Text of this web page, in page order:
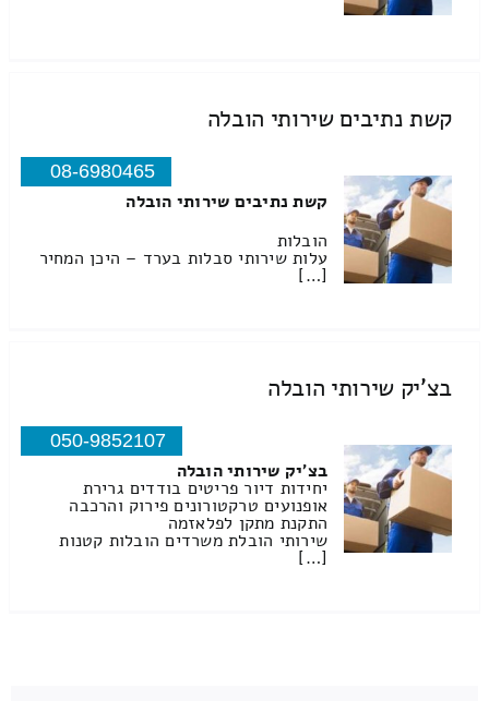
קשת נתיבים שירותי הובלה
08-6980465
קשת נתיבים שירותי הובלה
הובלות
עלות שירותי סבלות בערד – היכן המחיר
[…]
בצ'יק שירותי הובלה
050-9852107
בצ'יק שירותי הובלה
יחידות דיור פריטים בודדים גרירת
אופנועים טרקטורונים פירוק והרכבה
התקנת מתקן לפלאזמה
שירותי הובלת משרדים הובלות קטנות
[…]